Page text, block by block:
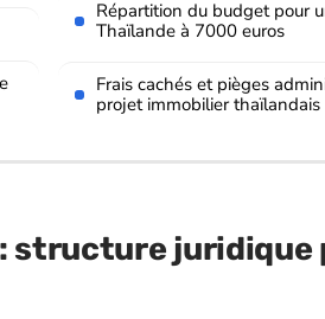
Répartition du budget pour
Thaïlande à 7000 euros
Frais cachés et pièges
projet immobilier thaïlandais
structure juridique